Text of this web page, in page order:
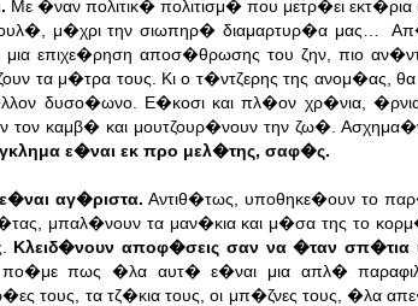
Με �ναν πολιτικ� πολιτισμ� που μετρ�ει
μ�χρι την σιωπηρ� διαμαρτυρ�α μας…
επιχε�ρηση αποσ�θρωσης του ζην, πιο
τα μ�τρα τους. Κι ο τ�ντζερης της ανομ�ας,
δυσο�ωνο. Ε�κοσι και πλ�ον χρ�νια,
καμβ� και μουτζουρ�νουν την ζω�.
ε�ναι εκ προ μελ�της, σαφ�ς.
αγ�ριστα. Αντιθ�τως, υποθηκε�ουν το
μπαλ�νουν τα μαν�κια και μ�σα της το
Κλειδ�νουν αποφ�σεις σαν να �ταν σπ�τια
πως �λα αυτ� ε�ναι μια απλ�
τους, τα τζ�κια τους, οι μπ�ζνες τους, �λα